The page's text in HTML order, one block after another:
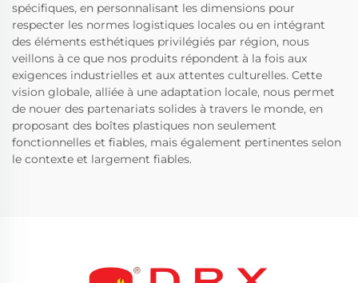
spécifiques, en personnalisant les dimensions pour
respecter les normes logistiques locales ou en intégrant
des éléments esthétiques privilégiés par région, nous
veillons à ce que nos produits répondent à la fois aux
exigences industrielles et aux attentes culturelles. Cette
vision globale, alliée à une adaptation locale, nous permet
de nouer des partenariats solides à travers le monde, en
proposant des boîtes plastiques non seulement
fonctionnelles et fiables, mais également pertinentes selon
le contexte et largement fiables.